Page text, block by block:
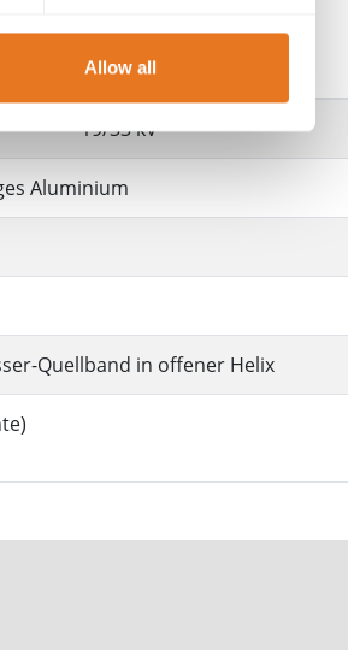
Allow all
33KV EINADRIGE KABEL
19/33 kV
Aluminium
Quellband in offener Helix